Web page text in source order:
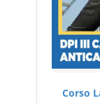
Corso